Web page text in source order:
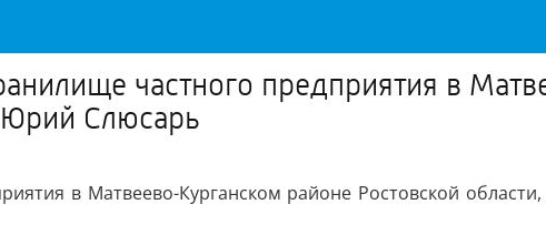
частного предприятия в
Юрий Слюсарь
в Матвеево-Курганском районе Ростовской